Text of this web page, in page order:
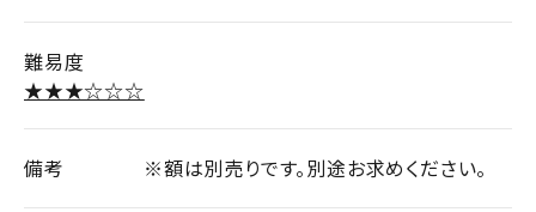
難易度
★★★☆☆☆
備考 ※額は別売りです。別途お求めください。